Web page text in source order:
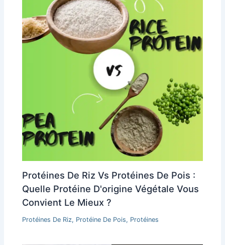
Protéines De Riz Vs Protéines De Pois :
Quelle Protéine D'origine Végétale Vous
Convient Le Mieux ?
Protéines De Riz, Protéine De Pois, Protéines